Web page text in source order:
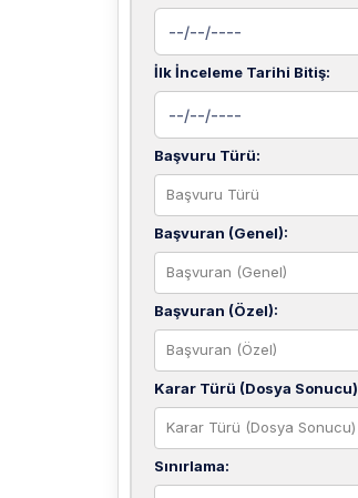
İlk İnceleme Tarihi Bitiş:
Başvuru Türü:
Başvuru Türü
Başvuran (Genel):
Başvuran (Genel)
Başvuran (Özel):
Başvuran (Özel)
Karar Türü (Dosya Sonucu)
Karar Türü (Dosya Sonucu)
Sınırlama: